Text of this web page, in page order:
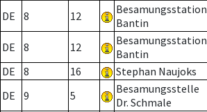
DE 8 12
Besamungsstation
Bantin
DE 8 12
Besamungsstation
Bantin
DE
8 16 Stephan Naujoks
DE
9 5
Besamungsstelle
Dr. Schmale